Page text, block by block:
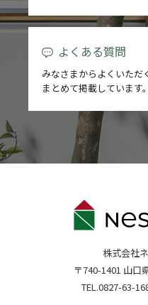
よくある質問
みなさまからよくいただ
まとめて掲載しています。
株式会社
〒740-1401 山口
TEL.0827-63-